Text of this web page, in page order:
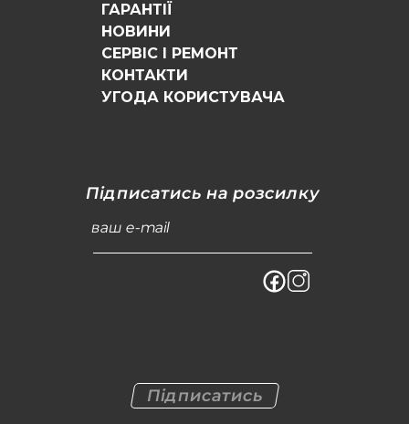
ГАРАНТІЇ
НОВИНИ
СЕРВІС І РЕМОНТ
КОНТАКТИ
УГОДА КОРИСТУВАЧА
Підписатись на розсилку
ваш e-mail
Підписатись